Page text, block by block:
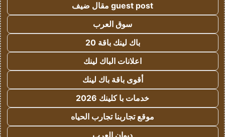
guest post مقال ضيف
سوق العرب
باك لينك باقة 20
اعلانات الباك لينك
أقوى باقة باك لينك
خدمات با كلينك 2026
موقع تجاربنا تجارب الحياه
ديوان العرب